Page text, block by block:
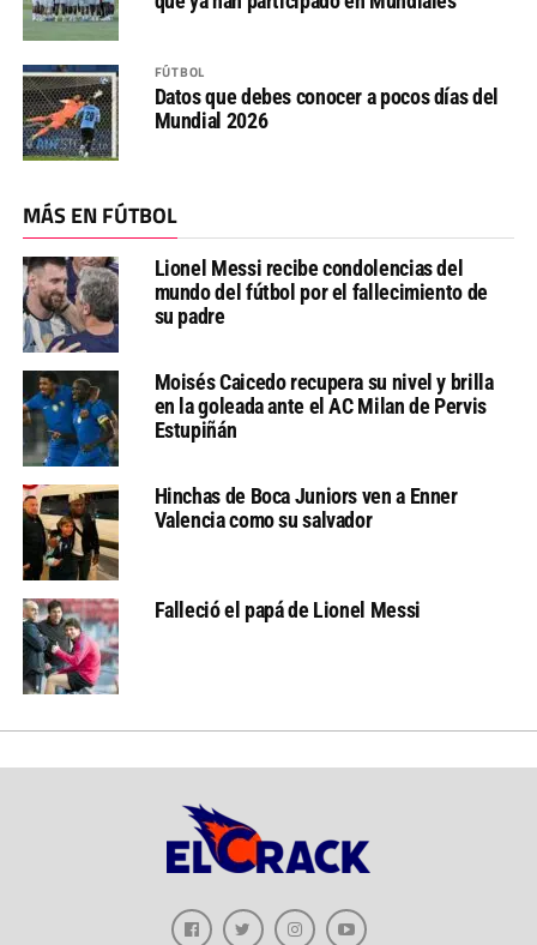
FÚTBOL
Datos que debes conocer a pocos días del
Mundial 2026
MÁS EN FÚTBOL
Lionel Messi recibe condolencias del
mundo del fútbol por el fallecimiento de
su padre
Moisés Caicedo recupera su nivel y brilla
en la goleada ante el AC Milan de Pervis
Estupiñán
Hinchas de Boca Juniors ven a Enner
Valencia como su salvador
Falleció el papá de Lionel Messi